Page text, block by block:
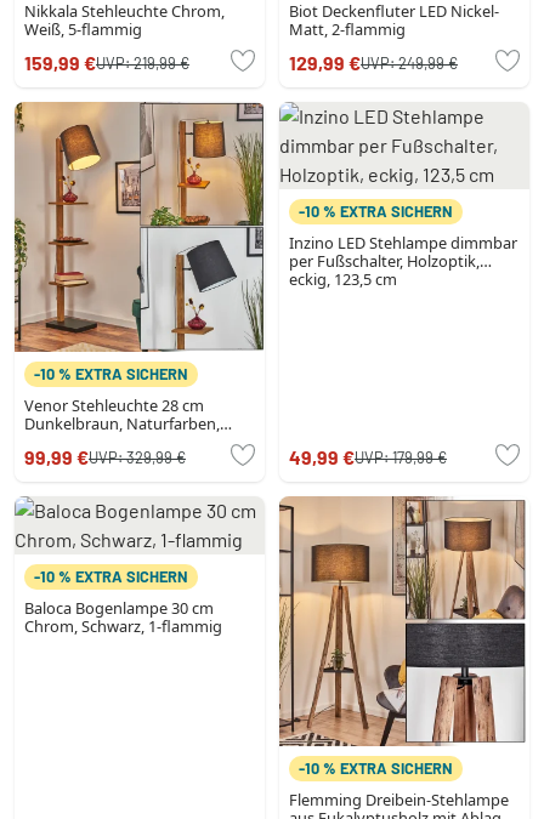
Nikkala Stehleuchte Chrom,
Weiß, 5-flammig
159,99 €UVP:219,99 €
Biot Deckenfluter LED Nickel-
Matt, 2-flammig
129,99 €UVP:249,99 €
-10 % EXTRA SICHERN
Venor Stehleuchte 28 cm
Dunkelbraun, Naturfarben,
99,99 €UVP:329,99 €
-10 % EXTRA SICHERN
Inzino LED Stehlampe dimmbar
per Fußschalter, Holzoptik,
eckig, 123,5 cm
49,99 €UVP:179,99 €
-10 % EXTRA SICHERN
Baloca Bogenlampe 30 cm
Chrom, Schwarz, 1-flammig
-10 % EXTRA SICHERN
Flemming Dreibein-Stehlampe